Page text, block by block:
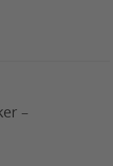
–